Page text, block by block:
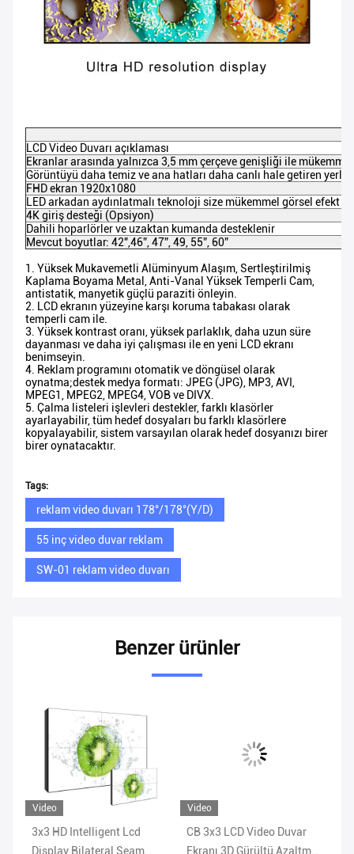
LCD Video Duvarı açıklaması
Ekranlar arasında yalnızca 3,5 mm çerçeve genişliği ile
Görüntüyü daha temiz ve ana hatları daha canlı hale getiren
FHD ekran 1920x1080
LED arkadan aydınlatmalı teknoloji size mükemmel görsel efekt
4K giriş desteği (Opsiyon)
Dahili hoparlörler ve uzaktan kumanda desteklenir
Mevcut boyutlar: 42",46”, 47”, 49, 55”, 60”
1. Yüksek Mukavemetli Alüminyum Alaşım, Sertleştirilmiş
Kaplama Boyama Metal, Anti-Vanal Yüksek Temperli Cam,
antistatik, manyetik güçlü paraziti önleyin.
2. LCD ekranın yüzeyine karşı koruma tabakası olarak
temperli cam ile.
3. Yüksek kontrast oranı, yüksek parlaklık, daha uzun süre
dayanması ve daha iyi çalışması ile en yeni LCD ekranı
benimseyin.
4. Reklam programını otomatik ve döngüsel olarak
oynatma;destek medya formatı: JPEG (JPG), MP3, AVI,
MPEG1, MPEG2, MPEG4, VOB ve DIVX.
5. Çalma listeleri işlevleri destekler, farklı klasörler
ayarlayabilir, tüm hedef dosyaları bu farklı klasörlere
kopyalayabilir, sistem varsayılan olarak hedef dosyanızı birer
birer oynatacaktır.
Tags:
reklam video duvarı 178°/178°(Y/D)
55 inç video duvar reklam
SW-01 reklam video duvarı
Benzer ürünler
Video
3x3 HD Intelligent Lcd
Display Bilateral Seam
Video
CB 3x3 LCD Video Duvar
Ekranı 3D Gürültü Azaltma